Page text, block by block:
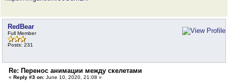
RedBear
Full Member
Posts: 231
Re: Перенос анимации между скелетами
« Reply #3 on: June 10, 2020, 21:08 »